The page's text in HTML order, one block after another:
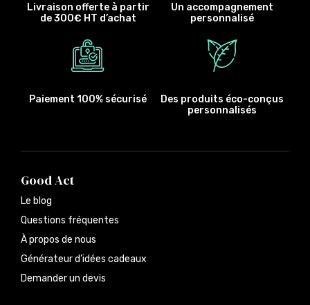
Livraison offerte à partir
de 300€ HT d’achat
Un accompagnement
personnalisé
Paiement 100% sécurisé
Des produits éco-conçus
personnalisés
Good Act
Le blog
Questions fréquentes
À propos de nous
Générateur d’idées cadeaux
Demander un devis